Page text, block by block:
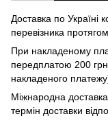
Доставка по
перевізника
При накладеному
передплатою 200
накладеного
Міжнародна
термін доставки